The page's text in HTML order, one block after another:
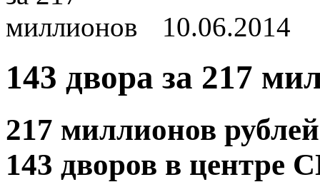
10.06.2014
143 двора за 217
217 миллионов
143 дворов в центре